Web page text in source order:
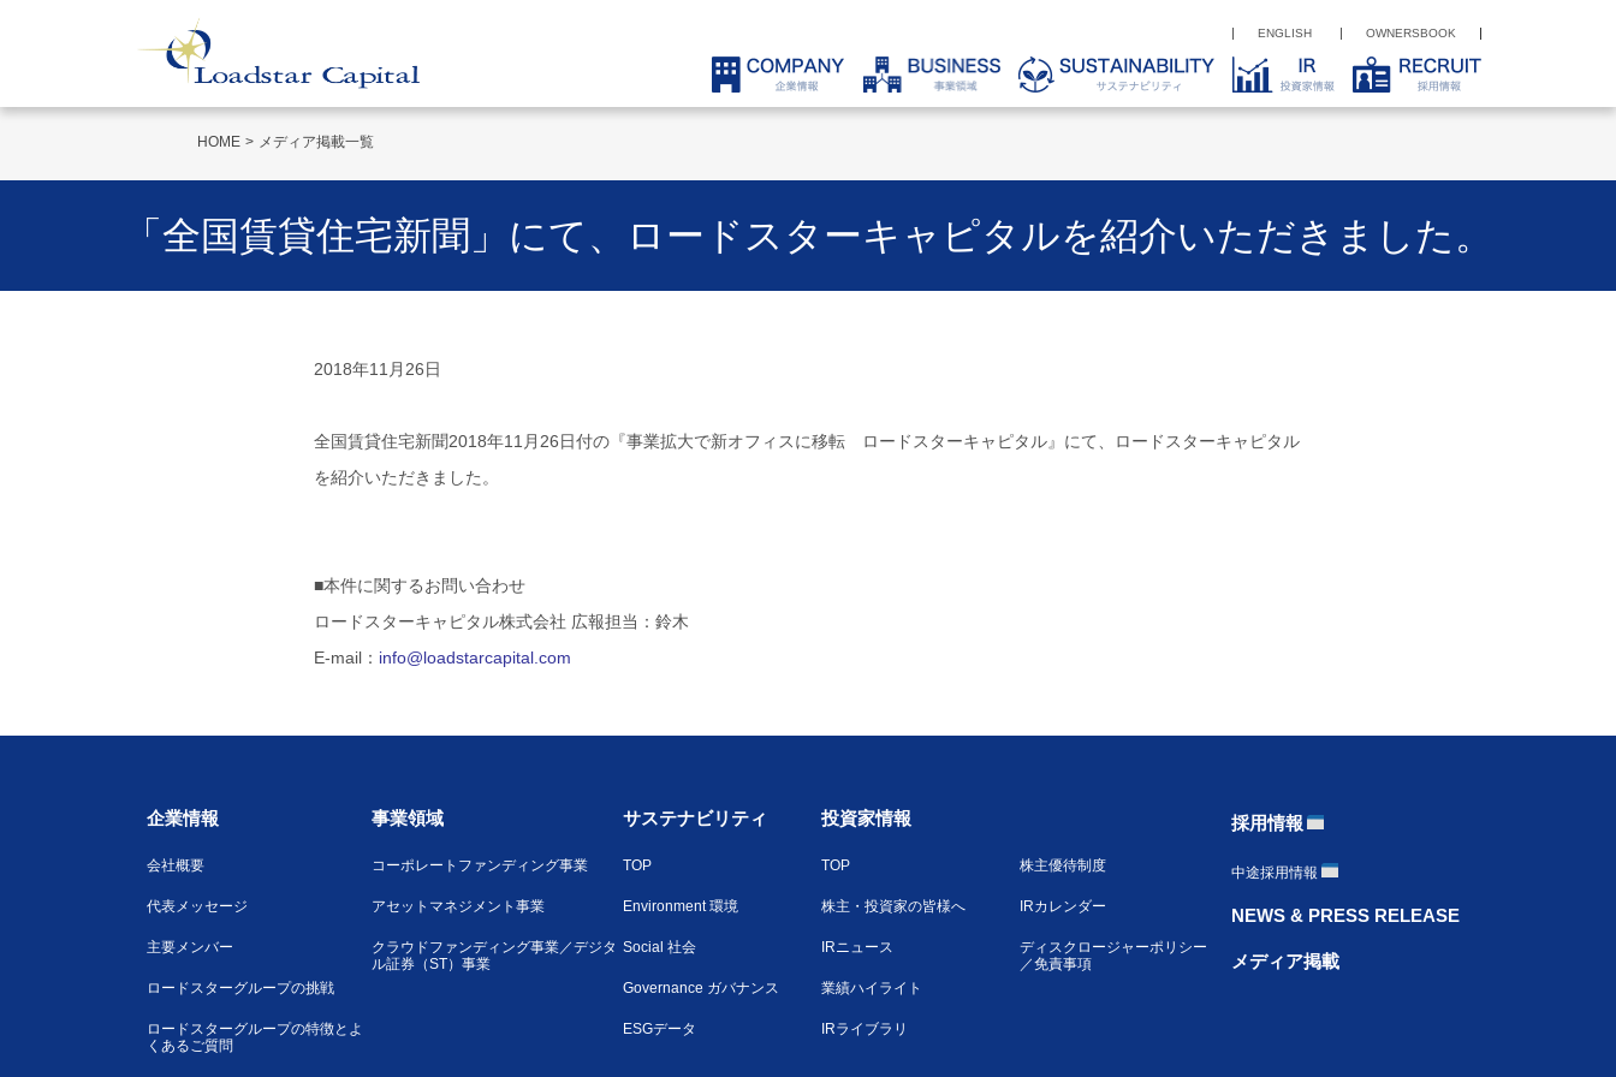
ENGLISH OWNERSBOOK
HOME メディア掲載一覧
「全国賃貸住宅新聞」にて、ロードスターキャピタルを紹介いただきました。
2018年11月26日
全国賃貸住宅新聞2018年11月26日付の『事業拡大で新オフィスに移転 ロードスターキャピタル』にて、ロードスターキャピタル
を紹介いただきました。
■本件に関するお問い合わせ
ロードスターキャピタル株式会社 広報担当：鈴木
E-mail： info@loadstarcapital.com
企業情報 事業領域 サステナビリティ 投資家情報 採用情報
会社概要
代表メッセージ
主要メンバー
ロードスターグループの挑戦
ロードスターグループの特徴とよ
くあるご質問
コーポレートファンディング事業
アセットマネジメント事業
クラウドファンディング事業／デジタ
ル証券（ST）事業
TOP
Environment 環境
Social 社会
Governance ガバナンス
ESGデータ
TOP
株主・投資家の皆様へ
IRニュース
業績ハイライト
IRライブラリ
株主優待制度
IRカレンダー
ディスクロージャーポリシー
／免責事項
中途採用情報
NEWS & PRESS RELEASE
メディア掲載